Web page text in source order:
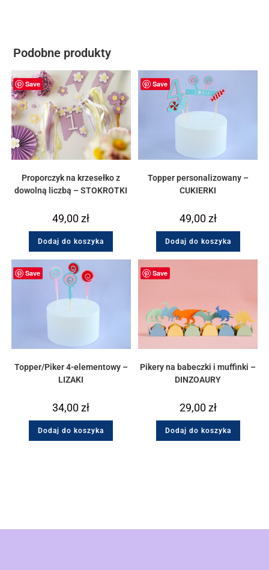
Podobne produkty
Save
Proporczyk na krzesełko z
dowolną liczbą – STOKROTKI
49,00zł
Dodaj do koszyka
Save
Topper personalizowany –
CUKIERKI
49,00zł
Dodaj do koszyka
Save
Topper/Piker 4-elementowy –
LIZAKI
34,00zł
Dodaj do koszyka
Save
Pikery na babeczki i muffinki –
DINZOAURY
29,00zł
Dodaj do koszyka